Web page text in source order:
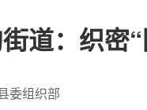
道：织
委组织部